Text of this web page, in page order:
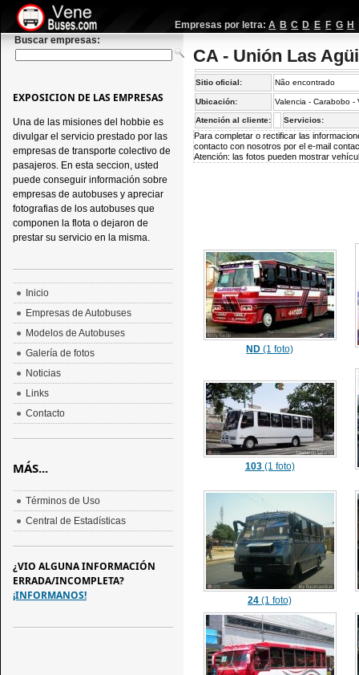
Empresas por letra: A B C D E F G H
Buscar empresas:
CA - Unión Las
Sitio oficial: Não encontrado
Ubicación: Valencia - Carabobo -
Atención al cliente: Servicios:
Para completar o rectificar las
contacto con nosotros por el e-mail
Atención: las fotos pueden mostrar
ND (1 foto)
103(1 foto)
24 (1 foto)
EXPOSICION DE LAS EMPRESAS
Una de las misiones del hobbie es
divulgar el servicio prestado por las
empresas de transporte colectivo de
pasajeros. En esta seccion, usted
puede conseguir información sobre
empresas de autobuses y apreciar
fotografias de los autobuses que
componen la flota o dejaron de
prestar su servicio en la misma.
Inicio
Empresas de Autobuses
Modelos de Autobuses
Galería de fotos
Noticias
Links
Contacto
MÁS...
Términos de Uso
Central de Estadísticas
¿VIO ALGUNA INFORMACIÓN
ERRADA/INCOMPLETA?
¡INFORMANOS!